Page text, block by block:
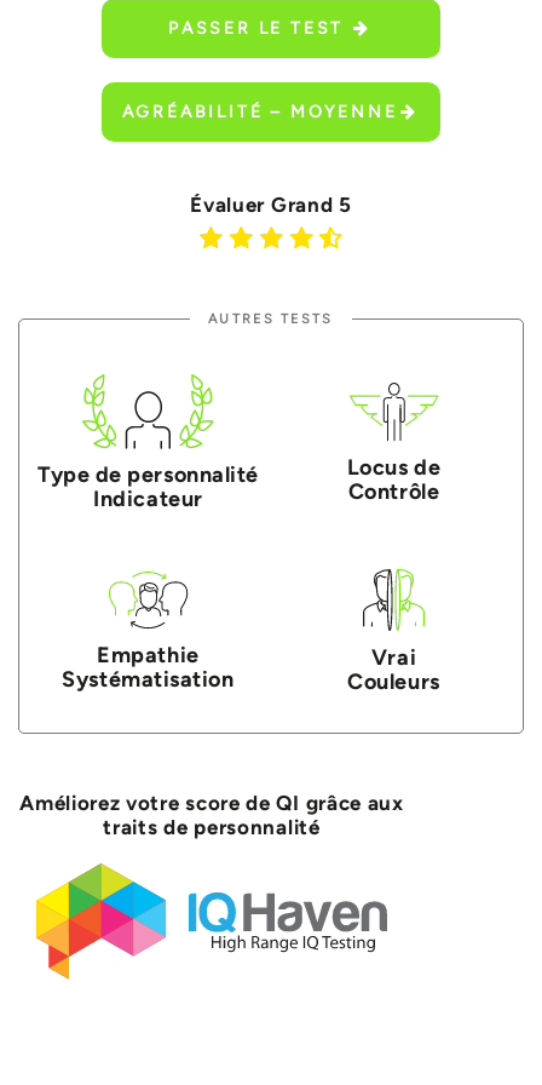
PASSER LE TEST
AGRÉABILITÉ – MOYENNE
Évaluer Grand 5
AUTRES TESTS
Type de personnalité
Indicateur
Locus de
Contrôle
Empathie
Systématisation
Vrai
Couleurs
Améliorez votre score de QI grâce aux
traits de personnalité